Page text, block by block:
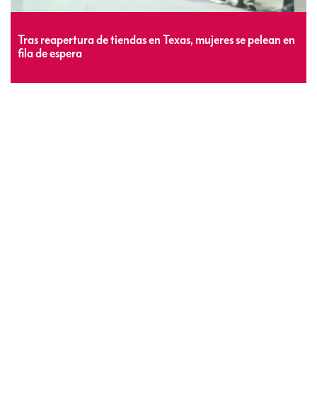
Tras reapertura de tiendas en Texas, mujeres se pelean en
fila de espera